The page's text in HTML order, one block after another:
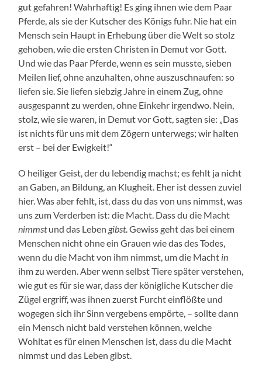
gut gefahren! Wahrhaftig! Es ging ihnen wie dem Paar
Pferde, als sie der Kutscher des Königs fuhr. Nie hat ein
Mensch sein Haupt in Erhebung über die Welt so stolz
gehoben, wie die ersten Christen in Demut vor Gott.
Und wie das Paar Pferde, wenn es sein musste, sieben
Meilen lief, ohne anzuhalten, ohne auszuschnaufen: so
liefen sie. Sie liefen siebzig Jahre in einem Zug, ohne
ausgespannt zu werden, ohne Einkehr irgendwo. Nein,
stolz, wie sie waren, in Demut vor Gott, sagten sie: „Das
ist nichts für uns mit dem Zögern unterwegs; wir halten
erst – bei der Ewigkeit!“
O heiliger Geist, der du lebendig machst; es fehlt ja nicht
an Gaben, an Bildung, an Klugheit. Eher ist dessen zuviel
hier. Was aber fehlt, ist, dass du das von uns nimmst, was
uns zum Verderben ist: die Macht. Dass du die Macht
nimmstund das Leben gibst. Gewiss geht das bei einem
Menschen nicht ohne ein Grauen wie das des Todes,
wenn du die Macht von ihm nimmst, um die Macht in
ihm zu werden. Aber wenn selbst Tiere später verstehen,
wie gut es für sie war, dass der königliche Kutscher die
Zügel ergriff, was ihnen zuerst Furcht einflößte und
wogegen sich ihr Sinn vergebens empörte, – sollte dann
ein Mensch nicht bald verstehen können, welche
Wohltat es für einen Menschen ist, dass du die Macht
nimmst und das Leben gibst.